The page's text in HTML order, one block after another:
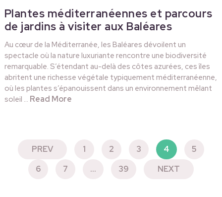
Plantes méditerranéennes et parcours
de jardins à visiter aux Baléares
Au cœur de la Méditerranée, les Baléares dévoilent un
spectacle où la nature luxuriante rencontre une biodiversité
remarquable. S’étendant au-delà des côtes azurées, ces îles
abritent une richesse végétale typiquement méditerranéenne,
où les plantes s’épanouissent dans un environnement mêlant
soleil … Read More
PAGINATION
PREV 1 2 3 4
5
6
7 … 39 NEXT